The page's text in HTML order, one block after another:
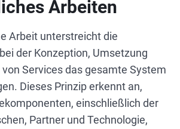
Arbeiten
Arbeit unterstreicht die
der Konzeption, Umsetzung
Services das gesamte System
Dieses Prinzip erkennt an,
einschließlich der
Partner und Technologie,